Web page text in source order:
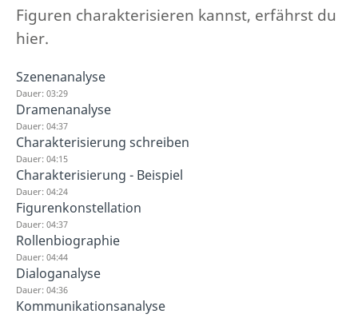
Figuren charakterisieren kannst, erfährst du
hier.
Szenenanalyse
Dauer: 03:29
Dramenanalyse
Dauer: 04:37
Charakterisierung schreiben
Dauer: 04:15
Charakterisierung - Beispiel
Dauer: 04:24
Figurenkonstellation
Dauer: 04:37
Rollenbiographie
Dauer: 04:44
Dialoganalyse
Dauer: 04:36
Kommunikationsanalyse